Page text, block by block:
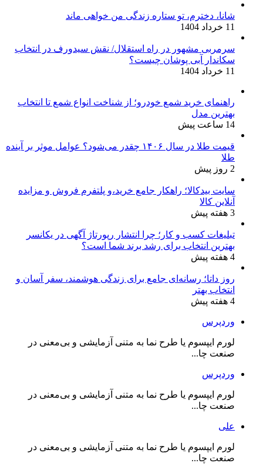
شانا، دخترم، تو ستاره زندگی من خواهی ماند
11 خرداد 1404
سرمربی مشهور در راه استقلال/ نقش سیدورف در انتخاب
سکاندار آبی پوشان چیست؟
11 خرداد 1404
راهنمای خرید شمع خودرو؛ از شناخت انواع شمع تا انتخاب
بهترین مدل
14 ساعت پیش
قیمت طلا در سال ۱۴۰۶ چقدر می‌شود؟ عوامل موثر بر آینده
طلا
2 روز پیش
سایت بیدکالا؛ راهکار جامع خرید،و پلتفرم فروش و مزایده
آنلاین کالا
3 هفته پیش
تبلیغات کسب و کار؛ چرا انتشار رپورتاژ آگهی در یکانسر
بهترین انتخاب برای رشد برند شما است؟
4 هفته پیش
روز داتا؛ رسانه‌ای جامع برای زندگی هوشمند، سفر آسان و
انتخاب بهتر
4 هفته پیش
وردپرس
لورم ایپسوم یا طرح‌ نما به متنی آزمایشی و بی‌معنی در
صنعت چا...
وردپرس
لورم ایپسوم یا طرح‌ نما به متنی آزمایشی و بی‌معنی در
صنعت چا...
علی
لورم ایپسوم یا طرح‌ نما به متنی آزمایشی و بی‌معنی در
صنعت چا...